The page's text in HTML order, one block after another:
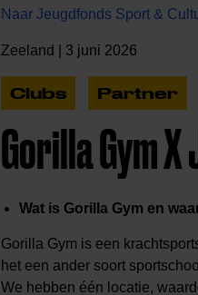
Naar Jeugdfonds Sport &
Zeeland | 3 juni 2026
Clubs Partner
Gorilla Gym
Wat is Gorilla Gym en
Gorilla Gym is een
het een ander soort
We hebben één locatie,